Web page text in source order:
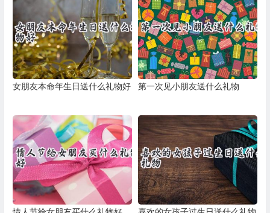
女朋友本命年生日送什么礼物好 第一次见小朋友送什么礼物